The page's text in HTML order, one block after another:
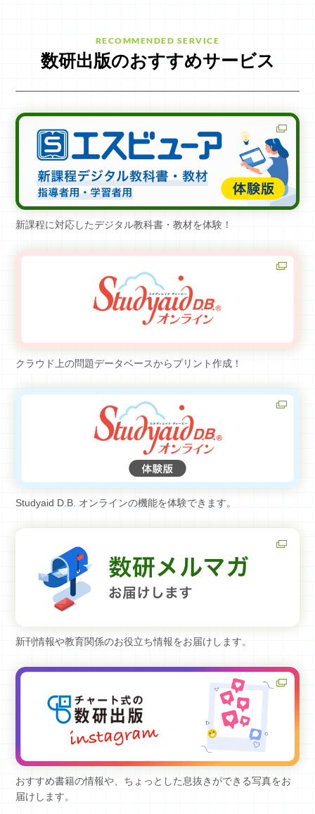
RECOMMENDED SERVICE
数研出版のおすすめサービス
新課程に対応したデジタル教科書・教材を体験！
クラウド上の問題データベースからプリント作成！
Studyaid D.B. オンラインの機能を体験できます。
新刊情報や教育関係のお役立ち情報をお届けします。
おすすめ書籍の情報や、ちょっとした息抜きができる写真をお
届けします。